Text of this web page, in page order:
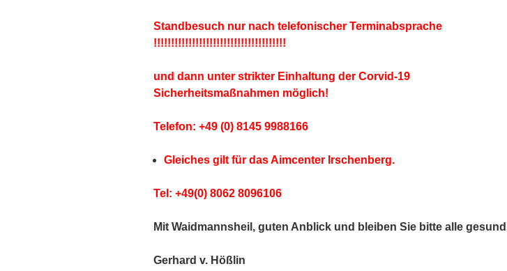
Standbesuch nur nach telefonischer Terminabsprache
!!!!!!!!!!!!!!!!!!!!!!!!!!!!!!!!!!!!!!
und dann unter strikter Einhaltung der Corvid-19
Sicherheitsmaßnahmen möglich!
Telefon: +49 (0) 8145 9988166
Gleiches gilt für das Aimcenter Irschenberg.
Tel: +49(0) 8062 8096106
Mit Waidmannsheil, guten Anblick und bleiben Sie bitte alle gesund
Gerhard v. Hößlin